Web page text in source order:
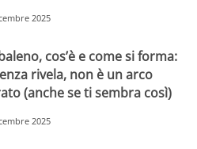
2025
cos’è e come si forma:
rivela, non è un arco
(anche se ti sembra così)
2025